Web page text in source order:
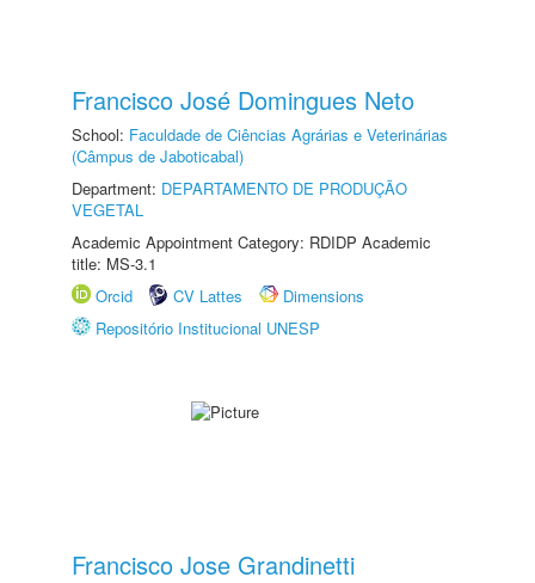
Francisco José Domingues Neto
School: Faculdade de Ciências Agrárias e Veterinárias
(Câmpus de Jaboticabal)
Department: DEPARTAMENTO DE PRODUÇÃO
VEGETAL
Academic Appointment Category: RDIDP Academic
title: MS-3.1
Orcid
CV Lattes
Dimensions
Repositório Institucional UNESP
Francisco Jose Grandinetti